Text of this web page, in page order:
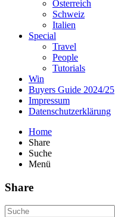
Österreich
Schweiz
Italien
Special
Travel
People
Tutorials
Win
Buyers Guide 2024/25
Impressum
Datenschutzerklärung
Home
Share
Suche
Menü
Share